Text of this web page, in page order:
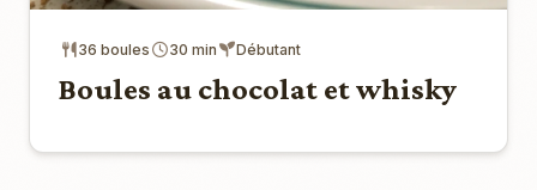
36 boules 30 min Débutant
Boules au chocolat et whisky